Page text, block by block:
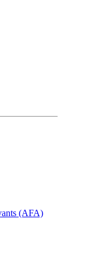
(AFA)